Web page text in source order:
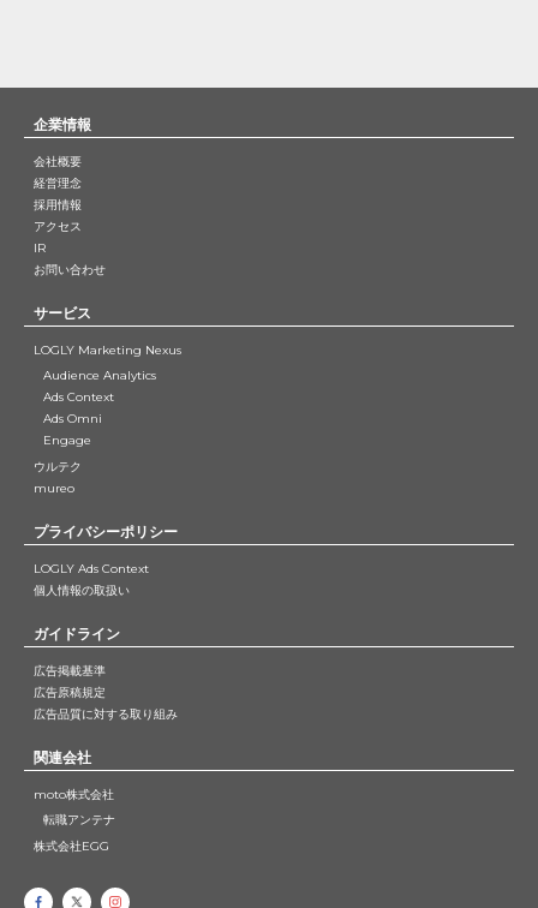
企業情報
会社概要
経営理念
採用情報
アクセス
IR
お問い合わせ
サービス
LOGLY Marketing Nexus
Audience Analytics
Ads Context
Ads Omni
Engage
ウルテク
mureo
プライバシーポリシー
LOGLY Ads Context
個人情報の取扱い
ガイドライン
広告掲載基準
広告原稿規定
広告品質に対する取り組み
関連会社
moto株式会社
転職アンテナ
株式会社EGG